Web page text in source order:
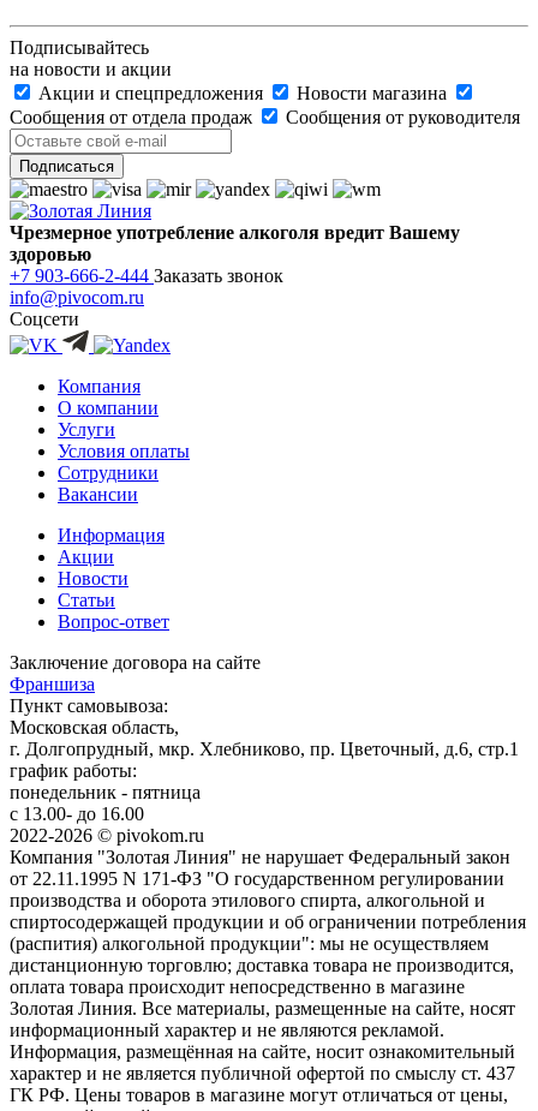
Подписывайтесь
на новости и акции
Акции и спецпредложения
Новости магазина
Сообщения от отдела продаж
Сообщения от руководителя
Чрезмерное употребление алкоголя вредит Вашему
здоровью
+7 903-666-2-444 Заказать звонок
info@pivocom.ru
Соцсети
Компания
О компании
Услуги
Условия оплаты
Сотрудники
Вакансии
Информация
Акции
Новости
Статьи
Вопрос-ответ
Заключение договора на сайте
Франшиза
Пункт самовывоза:
Московская область,
г. Долгопрудный, мкр. Хлебниково, пр. Цветочный, д.6, стр.1
график работы:
понедельник - пятница
с 13.00- до 16.00
2022-2026 © pivokom.ru
Компания "Золотая Линия" не нарушает Федеральный закон
от 22.11.1995 N 171-ФЗ "О государственном регулировании
производства и оборота этилового спирта, алкогольной и
спиртосодержащей продукции и об ограничении потребления
(распития) алкогольной продукции": мы не осуществляем
дистанционную торговлю; доставка товара не производится,
оплата товара происходит непосредственно в магазине
Золотая Линия. Все материалы, размещенные на сайте, носят
информационный характер и не являются рекламой.
Информация, размещённая на сайте, носит ознакомительный
характер и не является публичной офертой по смыслу ст. 437
ГК РФ. Цены товаров в магазине могут отличаться от цены,